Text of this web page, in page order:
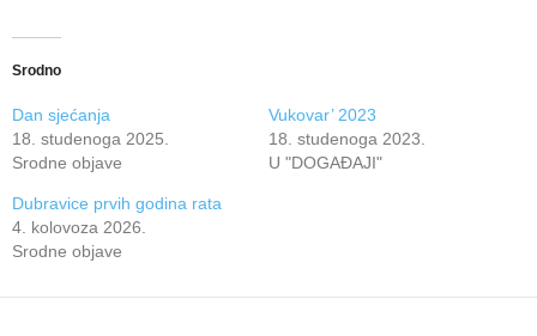
Srodno
Dan sjećanja
18. studenoga 2025.
Srodne objave
Vukovar’ 2023
18. studenoga 2023.
U "DOGAĐAJI"
Dubravice prvih godina rata
4. kolovoza 2026.
Srodne objave